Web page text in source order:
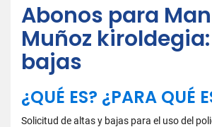
Abonos para
Muñoz
bajas
¿QUÉ ES? ¿PARA QUÉ
Solicitud de altas y bajas para el uso del